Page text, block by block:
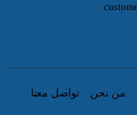
من نحن تواصل معنا